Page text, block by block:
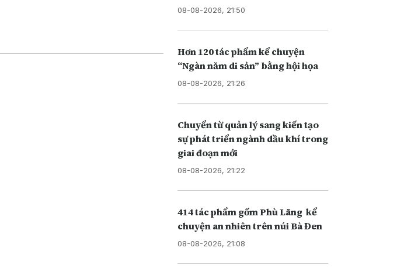
08-08-2026, 21:50
Hơn 120 tác phẩm kể chuyện
“Ngàn năm di sản” bằng hội họa
08-08-2026, 21:26
Chuyển từ quản lý sang kiến tạo
sự phát triển ngành dầu khí trong
giai đoạn mới
08-08-2026, 21:22
414 tác phẩm gốm Phù Lãng kể
chuyện an nhiên trên núi Bà Đen
08-08-2026, 21:08